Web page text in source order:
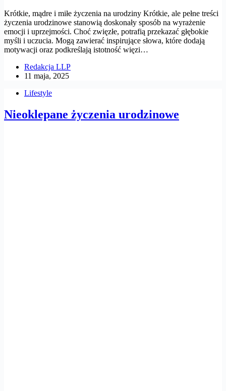
Krótkie, mądre i miłe życzenia na urodziny Krótkie, ale pełne treści
życzenia urodzinowe stanowią doskonały sposób na wyrażenie
emocji i uprzejmości. Choć zwięzłe, potrafią przekazać głębokie
myśli i uczucia. Mogą zawierać inspirujące słowa, które dodają
motywacji oraz podkreślają istotność więzi…
Redakcja LLP
11 maja, 2025
Lifestyle
Nieoklepane życzenia urodzinowe